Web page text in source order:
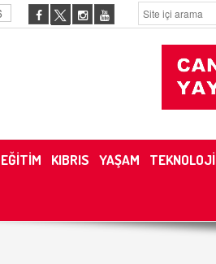
EĞİTİM KIBRIS YAŞAM TEKNOLOJİ